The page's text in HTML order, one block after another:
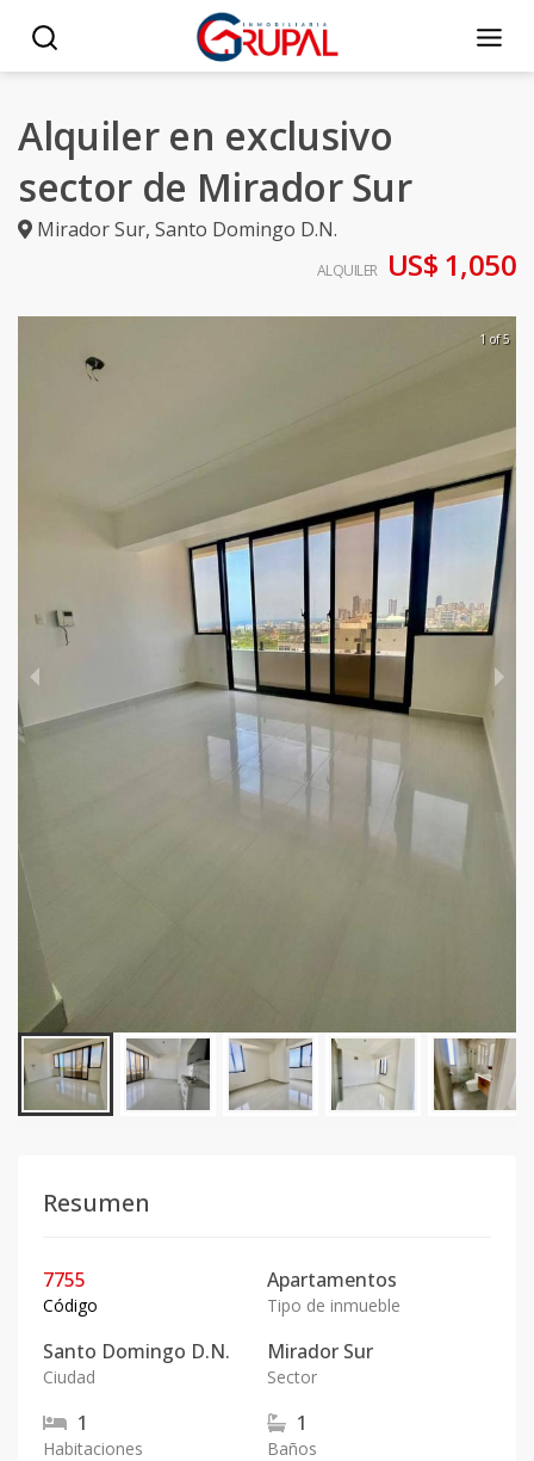
Alquiler en exclusivo
sector de Mirador Sur
Mirador Sur, Santo Domingo D.N.
ALQUILER US$ 1,050
1 of 5
Resumen
7755
Código
Apartamentos
Tipo de inmueble
Santo Domingo D.N.
Ciudad
Mirador Sur
Sector
1
Habitaciones
1
Baños